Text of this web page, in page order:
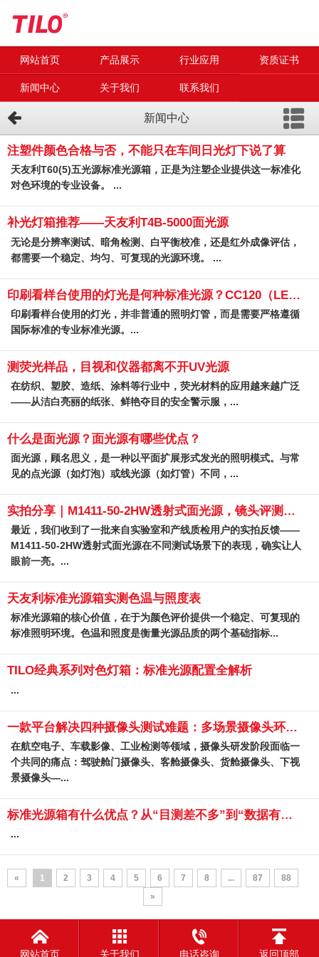
网站首页 产品展示 行业应用 资质证书
新闻中心 关于我们 联系我们
新闻中心
注塑件颜色合格与否，不能只在车间日光灯下说了算
天友利T60(5)五光源标准光源箱，正是为注塑企业提供这一标准化
对色环境的专业设备。 ...
补光灯箱推荐——天友利T4B-5000面光源
无论是分辨率测试、暗角检测、白平衡校准，还是红外成像评估，
都需要一个稳定、均匀、可复现的光源环境。 ...
印刷看样台使用的灯光是何种标准光源？CC120（LED）-A
印刷看样台使用的灯光，并非普通的照明灯管，而是需要严格遵循
国际标准的专业标准光源。...
测荧光样品，目视和仪器都离不开UV光源
在纺织、塑胶、造纸、涂料等行业中，荧光材料的应用越来越广泛
——从洁白亮丽的纸张、鲜艳夺目的安全警示服，...
什么是面光源？面光源有哪些优点？
面光源，顾名思义，是一种以平面扩展形式发光的照明模式。与常
见的点光源（如灯泡）或线光源（如灯管）不同，...
实拍分享｜M1411-50-2HW透射式面光源，镜头评测的“标准底片”
最近，我们收到了一批来自实验室和产线质检用户的实拍反馈——
M1411-50-2HW透射式面光源在不同测试场景下的表现，确实让人
眼前一亮。...
天友利标准光源箱实测色温与照度表
标准光源箱的核心价值，在于为颜色评价提供一个稳定、可复现的
标准照明环境。色温和照度是衡量光源品质的两个基础指标...
TILO经典系列对色灯箱：标准光源配置全解析
...
一款平台解决四种摄像头测试难题：多场景摄像头环境模拟平台
在航空电子、车载影像、工业检测等领域，摄像头研发阶段面临一
个共同的痛点：驾驶舱门摄像头、客舱摄像头、货舱摄像头、下视
景摄像头—...
标准光源箱有什么优点？从“目测差不多”到“数据有依据”
...
« 1 2 3 4 5 6 7 8 ... 87
88
»
网站首页 关于我们 电话咨询 返回顶部